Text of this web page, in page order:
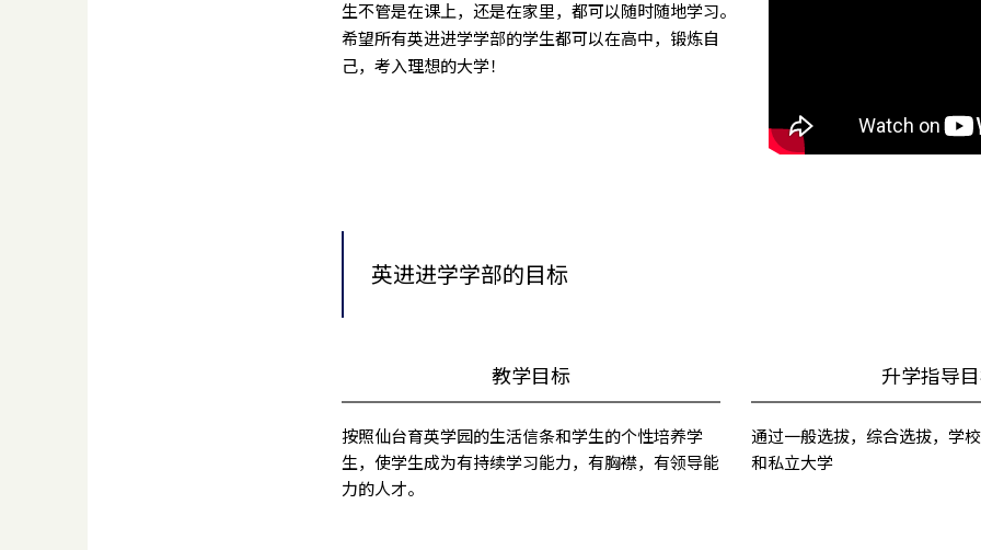
生不管是在课上，还是在家里，都可以随时随地学习。
希望所有英进进学学部的学生都可以在高中，锻炼自
己，考入理想的大学！
英进进学学部的目标
教学目标
按照仙台育英学园的生活信条和学生的个性培养学
生，使学生成为有持续学习能力，有胸襟，有领导能
力的人才。
升学指导
通过一般选拔，综合选拔，学
和私立大学